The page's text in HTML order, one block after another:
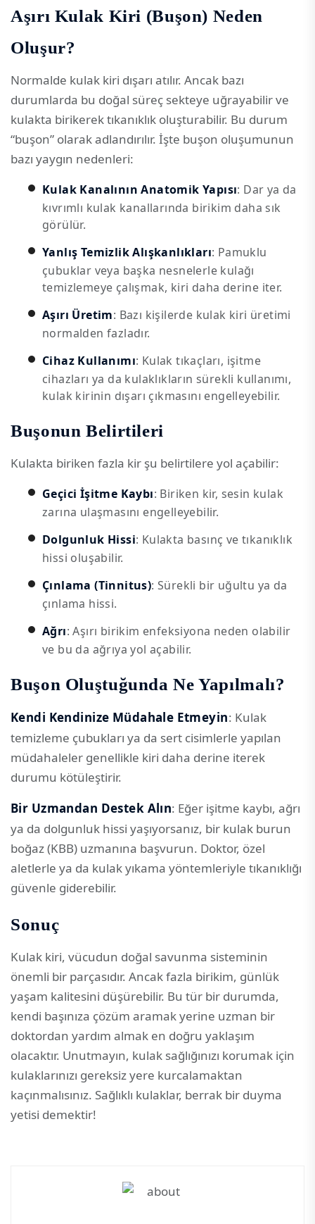
Aşırı Kulak Kiri (Buşon) Neden
Oluşur?
Normalde kulak kiri dışarı atılır. Ancak bazı
durumlarda bu doğal süreç sekteye uğrayabilir ve
kulakta birikerek tıkanıklık oluşturabilir. Bu durum
“buşon” olarak adlandırılır. İşte buşon oluşumunun
bazı yaygın nedenleri:
Kulak Kanalının Anatomik Yapısı: Dar ya da
kıvrımlı kulak kanallarında birikim daha sık
görülür.
Yanlış Temizlik Alışkanlıkları: Pamuklu
çubuklar veya başka nesnelerle kulağı
temizlemeye çalışmak, kiri daha derine iter.
Aşırı Üretim: Bazı kişilerde kulak kiri üretimi
normalden fazladır.
Cihaz Kullanımı: Kulak tıkaçları, işitme
cihazları ya da kulaklıkların sürekli kullanımı,
kulak kirinin dışarı çıkmasını engelleyebilir.
Buşonun Belirtileri
Kulakta biriken fazla kir şu belirtilere yol açabilir:
Geçici İşitme Kaybı: Biriken kir, sesin kulak
zarına ulaşmasını engelleyebilir.
Dolgunluk Hissi: Kulakta basınç ve tıkanıklık
hissi oluşabilir.
Çınlama (Tinnitus): Sürekli bir uğultu ya da
çınlama hissi.
Ağrı: Aşırı birikim enfeksiyona neden olabilir
ve bu da ağrıya yol açabilir.
Buşon Oluştuğunda Ne Yapılmalı?
Kendi Kendinize Müdahale Etmeyin: Kulak
temizleme çubukları ya da sert cisimlerle yapılan
müdahaleler genellikle kiri daha derine iterek
durumu kötüleştirir.
Bir Uzmandan Destek Alın: Eğer işitme kaybı, ağrı
ya da dolgunluk hissi yaşıyorsanız, bir kulak burun
boğaz (KBB) uzmanına başvurun. Doktor, özel
aletlerle ya da kulak yıkama yöntemleriyle tıkanıklığı
güvenle giderebilir.
Sonuç
Kulak kiri, vücudun doğal savunma sisteminin
önemli bir parçasıdır. Ancak fazla birikim, günlük
yaşam kalitesini düşürebilir. Bu tür bir durumda,
kendi başınıza çözüm aramak yerine uzman bir
doktordan yardım almak en doğru yaklaşım
olacaktır. Unutmayın, kulak sağlığınızı korumak için
kulaklarınızı gereksiz yere kurcalamaktan
kaçınmalısınız. Sağlıklı kulaklar, berrak bir duyma
yetisi demektir!